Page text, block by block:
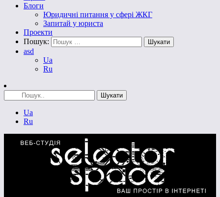
Блоги
Юридичні питання у сфері ЖКГ
Запитай у юриста
Проекти
Пошук:
asd
Ua
Ru
Ua
Ru